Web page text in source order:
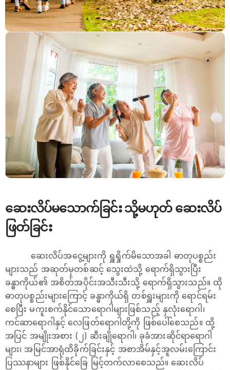
ဆေးလိပ်မသောက်ခြင်း သို့မဟုတ် ဆေးလိပ်
ဖြတ်ခြင်း
ဆေးလိပ်အငွေ့များကို ရှူရှိုက်မိသောအခါ ဓာတုပစ္စည်း
များသည် အဆုတ်မှတစ်ဆင့် သွေးထဲသို့ ရောက်ရှိသွားပြီး
ခန္ဓာကိုယ်၏ အစိတ်အပိုင်းအသီးသီးသို့ ရောက်ရှိသွားသည်။ ထို
ဓာတုပစ္စည်းများကြောင့် ခန္ဓာကိုယ်ရှိ တစ်ရှူးများကို ရောင်ရမ်း
စေပြီး မကူးစက်နိုင်သော‌ရောဂါများဖြစ်သည့် နှလုံးရောဂါ၊
ကင်ဆာရောဂါနှင့် လေဖြတ်ရောဂါတို့ကို ဖြစ်ပေါ်စေသည်။ ထို့
အပြင် အမျိုးအစား (၂) ဆီးချိုရောဂါ၊ ခုခံအားဆိုင်ရာရောဂါ
များ၊ အမြင်အာရုံထိခိုက်ခြင်းနှင့် အစာအိမ်နှင့်အူလမ်းကြောင်း
ပြဿနာများ ဖြစ်နိုင်ခြေ မြင့်တက်လာစေသည်။ ဆေးလိပ်